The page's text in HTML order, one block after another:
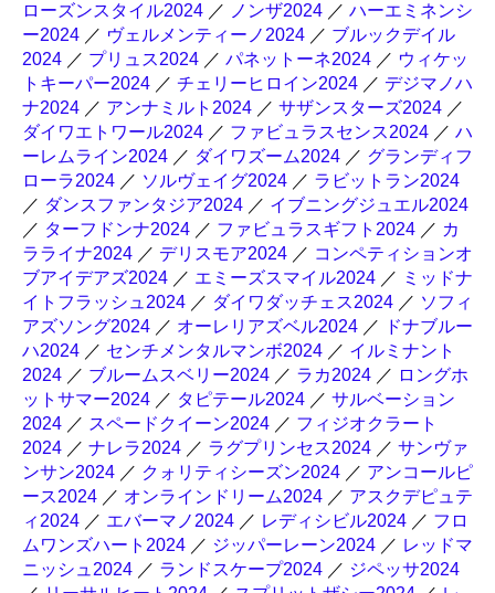
ローズンスタイル2024 ／ ノンザ2024 ／ ハーエミネンシ
ー2024 ／ ヴェルメンティーノ2024 ／ ブルックデイル
2024 ／ プリュス2024 ／ パネットーネ2024 ／ ウィケッ
トキーパー2024 ／ チェリーヒロイン2024 ／ デジマノハ
ナ2024 ／ アンナミルト2024 ／ サザンスターズ2024 ／
ダイワエトワール2024 ／ ファビュラスセンス2024 ／ ハ
ーレムライン2024 ／ ダイワズーム2024 ／ グランディフ
ローラ2024 ／ ソルヴェイグ2024 ／ ラビットラン2024
／ ダンスファンタジア2024 ／ イブニングジュエル2024
／ ターフドンナ2024 ／ ファビュラスギフト2024 ／ カ
ラライナ2024 ／ デリスモア2024 ／ コンペティションオ
ブアイデアズ2024 ／ エミーズスマイル2024 ／ ミッドナ
イトフラッシュ2024 ／ ダイワダッチェス2024 ／ ソフィ
アズソング2024 ／ オーレリアズベル2024 ／
ドナブルー
ハ2024 ／ センチメンタルマンボ2024 ／ イルミナント
2024 ／ ブルームスベリー2024 ／ ラカ2024 ／ ロングホ
ットサマー2024 ／ タピテール2024 ／ サルベーション
2024 ／ スペードクイーン2024 ／ フィジオクラート
2024 ／ ナレラ2024 ／ ラグプリンセス2024 ／ サンヴァ
ンサン2024 ／ クォリティシーズン2024 ／ アンコールピ
ース2024 ／ オンラインドリーム2024 ／ アスクデピュテ
ィ2024 ／ エバーマノ2024 ／ レディシビル2024 ／ フロ
ムワンズハート2024 ／ ジッパーレーン2024 ／ レッドマ
ニッシュ2024 ／ ランドスケープ2024 ／ ジペッサ2024